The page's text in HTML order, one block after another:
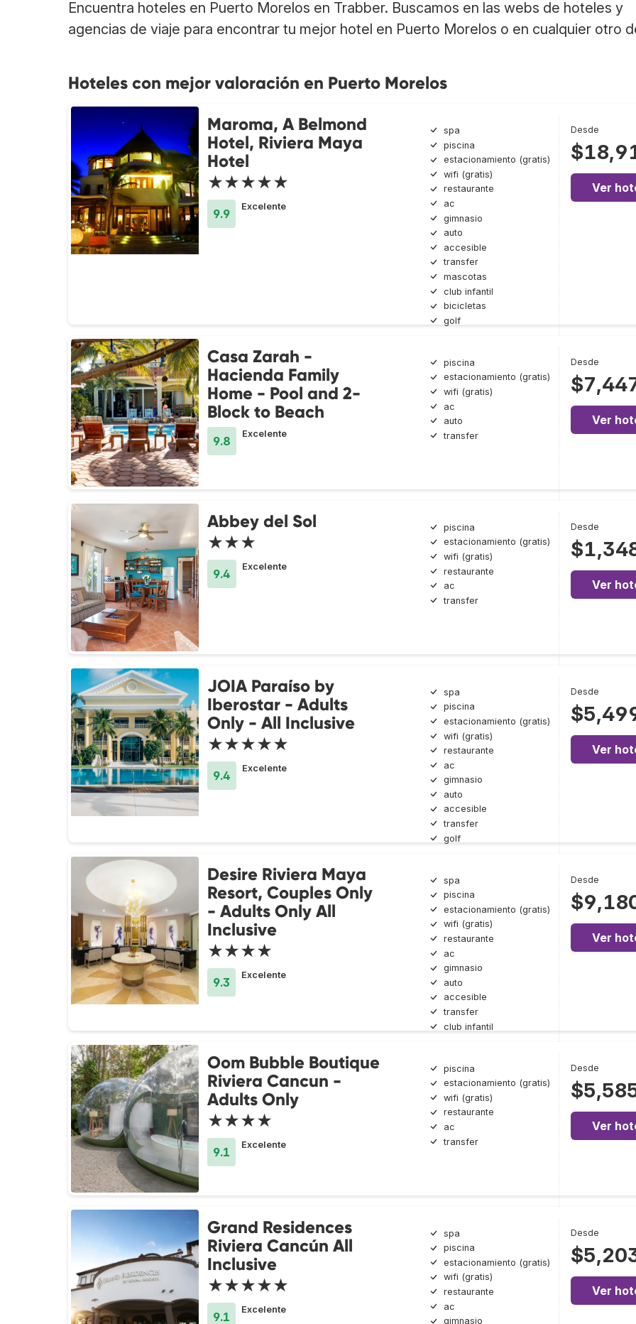
Encuentra hoteles en Puerto Morelos en Trabber. Buscamos en las webs de hoteles y
agencias de viaje para encontrar tu mejor hotel en Puerto Morelos o en cualquier otro
Hoteles con mejor valoración en Puerto Morelos
Maroma, A Belmond
Hotel, Riviera Maya
Hotel
★★★★★
9.9
Excelente
spa
piscina
estacionamiento (gratis)
wifi (gratis)
restaurante
ac
gimnasio
auto
accesible
transfer
mascotas
club infantil
bicicletas
golf
Desde
Ver
Casa Zarah -
Hacienda Family
Home - Pool and 2-
Block to Beach
9.8
Excelente
piscina
estacionamiento (gratis)
wifi (gratis)
ac
auto
transfer
Desde
Ver
Abbey del Sol
★★★
9.4
Excelente
piscina
estacionamiento (gratis)
wifi (gratis)
restaurante
ac
transfer
Desde
Ver
JOIA Paraíso by
Iberostar - Adults
Only - All Inclusive
★★★★★
9.4
Excelente
spa
piscina
estacionamiento (gratis)
wifi (gratis)
restaurante
ac
gimnasio
auto
accesible
transfer
golf
Desde
Ver
Desire Riviera Maya
Resort, Couples Only
- Adults Only All
Inclusive
★★★★
9.3
Excelente
spa
piscina
estacionamiento (gratis)
wifi (gratis)
restaurante
ac
gimnasio
auto
accesible
transfer
club infantil
Desde
Ver
Oom Bubble Boutique
Riviera Cancun -
Adults Only
★★★★
9.1
Excelente
piscina
estacionamiento (gratis)
wifi (gratis)
restaurante
ac
transfer
Desde
Ver
Grand Residences
Riviera Cancún All
Inclusive
★★★★★
9.1
Excelente
spa
piscina
estacionamiento (gratis)
wifi (gratis)
restaurante
ac
gimnasio
Desde
Ver